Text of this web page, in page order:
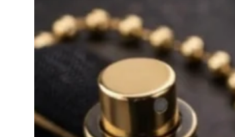
PRODUKTINFORMATIONEN
SPRINGEN